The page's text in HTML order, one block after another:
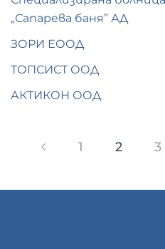
„Сапарева баня” АД
ЗОРИ ЕООД
ТОПСИСТ ООД
АКТИКОН ООД
1 2 3